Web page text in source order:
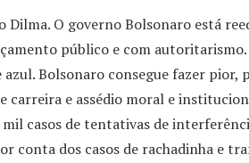
Dilma. O governo Bolsonaro está
público e com
azul. Bolsonaro consegue fazer
carreira e assédio moral e
casos de tentativas de
conta dos casos de rachadinha e